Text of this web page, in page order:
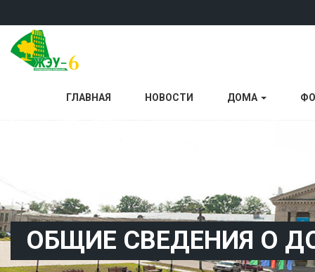
ГЛАВНАЯ НОВОСТИ ДОМА
ОБЩИЕ СВЕДЕНИЯ О